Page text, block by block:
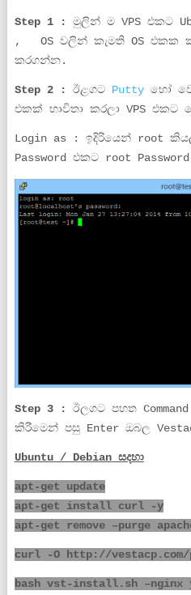
Step 1 : මුලින් ම VPS එකට
, OS වලින් කැමති OS එකක
කරගන්න.
Step 2 : ඊළගට Puttyහෝ
එකක් භාවිතා කරලා VPS
Login as : ඉදිරියෙන් root
Password එකට root
Step 3 : ඊලගට පහත
කිරීමෙන් පසු Enter ඔබල
Ubuntu / Debian සදහා
apt-get update
apt-get install curl -y
apt-get remove –purge
curl -O http://
bash vst-install.sh –nginx